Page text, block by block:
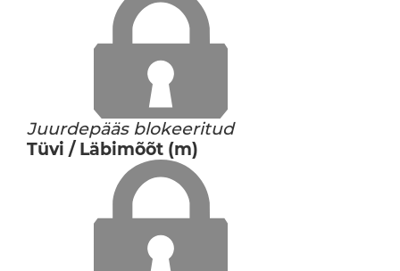
Juurdepääs blokeeritud
Tüvi / Läbimõõt (m)